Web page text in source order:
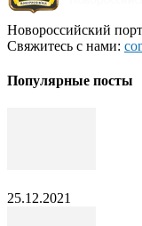
Новороссийский
Свяжитесь с нами:
Популярные посты
25.12.2021